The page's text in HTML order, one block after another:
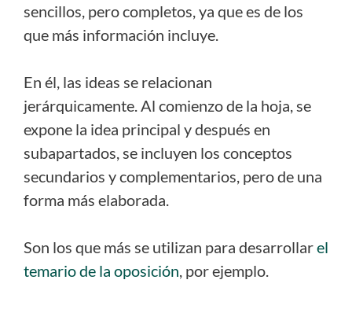
sencillos, pero completos, ya que es de los
que más información incluye.
En él, las ideas se relacionan
jerárquicamente. Al comienzo de la hoja, se
expone la idea principal y después en
subapartados, se incluyen los conceptos
secundarios y complementarios, pero de una
forma más elaborada.
Son los que más se utilizan para desarrollarel
temario de la oposición , por ejemplo.